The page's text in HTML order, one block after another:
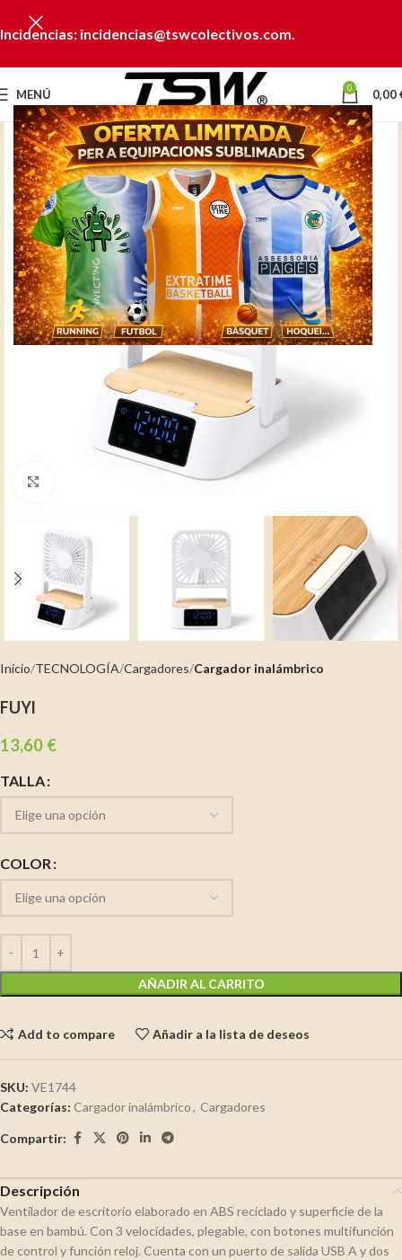
Incidencias: incidencias@tswcolectivos.com.
MENÚ 0 0,00
Inicio TECNOLOGÍA Cargadores Cargador inalámbrico
FUYI
13,60 €
TALLA
COLOR
AÑADIR AL CARRITO
Add to compare Añadir a la lista de deseos
SKU: VE1744
Categorías: Cargador inalámbrico, Cargadores
Compartir:
Descripción
Ventilador de escritorio elaborado en ABS reciclado y superficie de la
base en bambú. Con 3 velocidades, plegable, con botones multifunción
de control y función reloj. Cuenta con un puerto de salida USB A y dos